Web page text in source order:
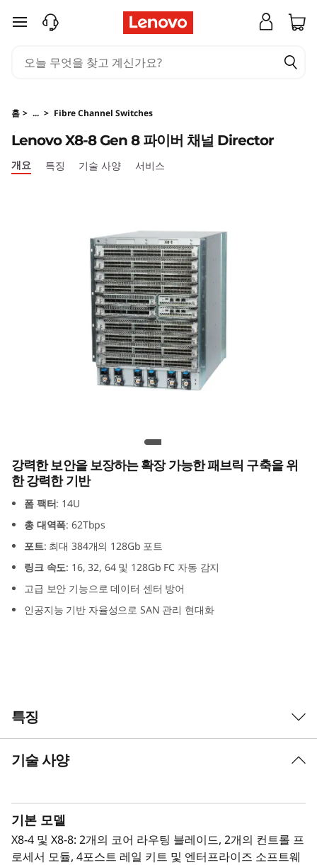
o
v
o
이
버
채
널
D
주요 콘텐츠로 건너뛰기
홈 > ... > Fibre Channel Switches
Lenovo X8-8 Gen 8 파이버 채널 Director
Lenovo X8-8 Gen 8 파이버 채널 Director
개요 특징 기술 사양 서비스
강력한 보안을 보장하는 확장 가능한 패브릭 구축을 위
한 강력한 기반
폼 팩터: 14U
총 대역폭: 62Tbps
포트: 최대 384개의 128Gb 포트
링크 속도: 16, 32, 64 및 128Gb FC 자동 감지
고급 보안 기능으로 데이터 센터 방어
인공지능 기반 자율성으로 SAN 관리 현대화
특징
강력한 모듈식 빌딩 블록으로 고성능 패브릭 구축
합 및 안정적인 운영을 위한 안정적이고 확장 가능
하며 고성능의 기반을 제공합니다. 이 제품은 미션
크리티컬 및 엔터프라이즈 AI 워크로드에 이상적입
기술 사양
기본 모델
X8-4 및 X8-8: 2개의 코어 라우팅 블레이드, 2개의 컨트롤 프
로세서 모듈, 4포스트 레일 키트 및 엔터프라이즈 소프트웨